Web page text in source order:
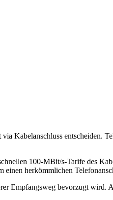
Kabelanschluss entscheiden.
100-MBit/s-Tarife des
herkömmlichen
Empfangsweg bevorzugt wird.